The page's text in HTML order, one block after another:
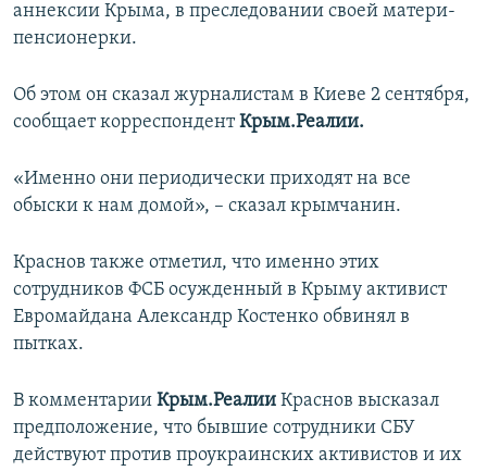
аннексии Крыма, в преследовании своей матери-
пенсионерки.
Об этом он сказал журналистам в Киеве 2 сентября,
сообщает корреспондентКрым.Реалии.
«Именно они периодически приходят на все
обыски к нам домой», – сказал крымчанин.
Краснов также отметил, что именно этих
сотрудников ФСБ осужденный в Крыму активист
Евромайдана Александр Костенко обвинял в
пытках.
В комментарии Крым.Реалии Краснов высказал
предположение, что бывшие сотрудники СБУ
действуют против проукраинских активистов и их